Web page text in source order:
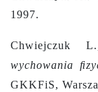
1997.
Chwiejczuk
wychowania
GKKFiS,